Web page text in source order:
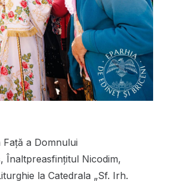
a Domnului
Înaltpreasfinţitul Nicodim,
la Catedrala „Sf. Irh.